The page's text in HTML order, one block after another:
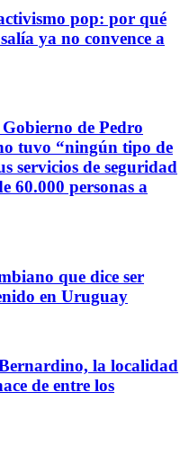
pop: por qué
ya no convence a
de Pedro
tuvo “ningún tipo de
servicios de seguridad
60.000 personas a
que dice ser
en Uruguay
la localidad
de entre los